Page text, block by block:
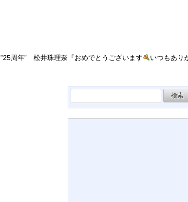
周年” 松井珠理奈『おめでとうございます
いつもあり
索: